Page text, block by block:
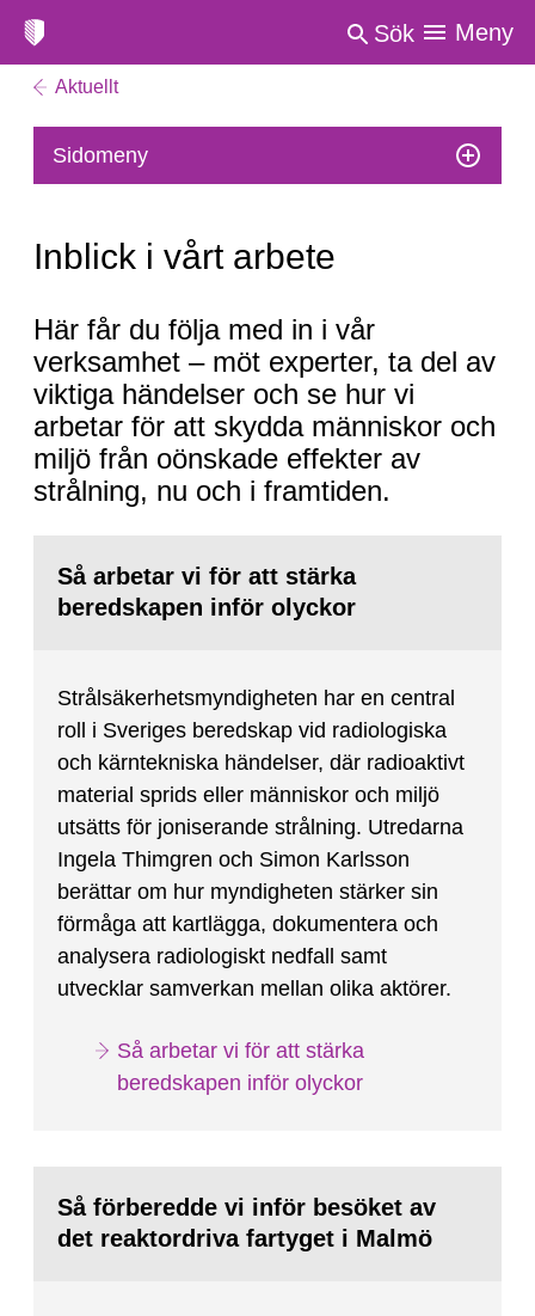
Sök Meny
Aktuellt
Sidomeny
Inblick i vårt arbete
Inblick
i
vårt
arbete
Här får du följa med in i vår
verksamhet – möt experter, ta del av
viktiga händelser och se hur vi
arbetar för att skydda människor och
miljö från oönskade effekter av
strålning, nu och i framtiden.
Så arbetar vi för att stärka
beredskapen inför olyckor
Strålsäkerhetsmyndigheten har en central
roll i Sveriges beredskap vid radiologiska
och kärntekniska händelser, där radioaktivt
material sprids eller människor och miljö
utsätts för joniserande strålning. Utredarna
Ingela Thimgren och Simon Karlsson
berättar om hur myndigheten stärker sin
förmåga att kartlägga, dokumentera och
analysera radiologiskt nedfall samt
utvecklar samverkan mellan olika aktörer.
Så arbetar vi för att stärka
beredskapen inför olyckor
Så förberedde vi inför besöket av
det reaktordriva fartyget i Malmö